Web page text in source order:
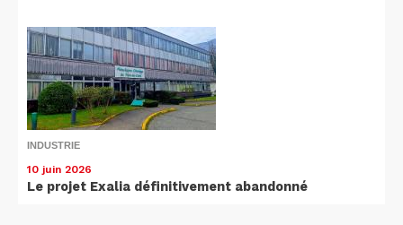
INDUSTRIE
10 juin 2026
Le projet Exalia définitivement abandonné